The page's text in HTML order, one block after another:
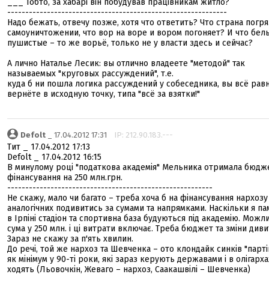
___ Тобто, за хабарі він побудував працівникам житло?
-------------------------------------------------------------
Надо бежать, отвечу позже, хотя что ответить? Что страна
самоуничтожении, что вор на воре и вором погоняет? И что
пушистые – то же ворьё, только не у власти здесь и сейчас?
А лично Наталье Лесик: вы отлично владеете "методой" так
называемых "круговых рассуждений", т.е.
куда б ни пошла логика рассуждений у собеседника, вы всё
вернёте в исходную точку, типа "всё за взятки!"
Defolt _ 17.04.2012 17:31 IP: 212.90.183.---
Тит _ 17.04.2012 17:13
Defolt _ 17.04.2012 16:15
В минулому році "податкова академія" Мельника отримала
фінансування на 250 млн.грн.
---------------------------------------------------------
Не скажу, мало чи багато – треба хоча б на фінансування нархозу
аналогічних подивитись за сумами та напрямками. Наскільки я
в Ірпіні стадіон та спортивна база будуються під академію.
сума у 250 млн. і ці витрати включає. Треба бюджет та зміни
Зараз не скажу за п'ять хвилин.
До речі, той же нархоз та Шевченка – ото клондайк синків
як мінімум у 90-ті роки, які зараз керують державами і в
ходять (Льовочкін, Жеваго – нархоз, Саакашвілі – Шевченка)